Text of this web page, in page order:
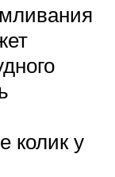
колик у